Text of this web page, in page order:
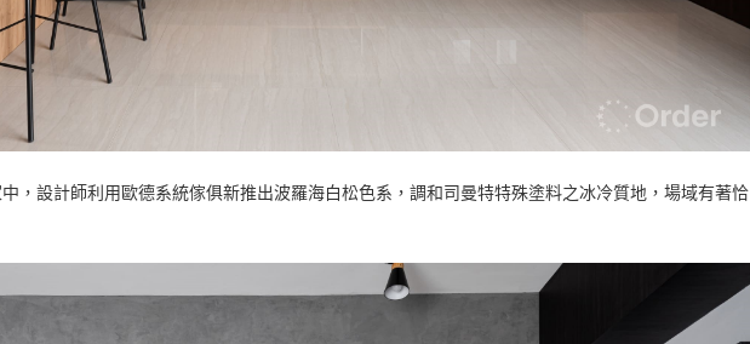
，設計師利用歐德系統傢俱新推出波羅海白松色系，調和司曼特特殊塗料之冰冷質地，場域有著恰